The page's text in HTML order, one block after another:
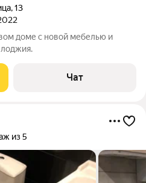
,13
доме с новой мебелью и
лоджия.
Чат
из 5